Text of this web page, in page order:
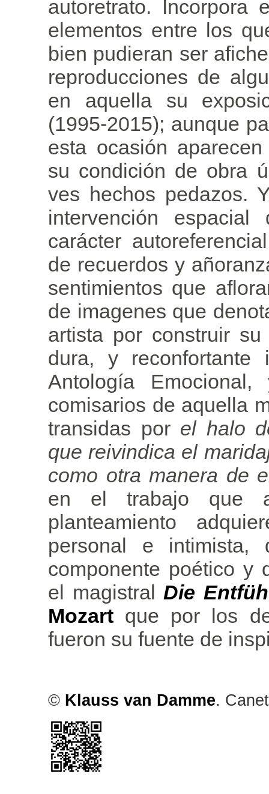
autoretrato.
elementos entre los
bien pudieran ser
reproducciones de
en aquella su
(1995-2015); aunque
esta ocasión
su condición de obra
ves hechos pedazos.
intervención
carácter
de recuerdos y
sentimientos que
de imagenes que
artista por construir
dura, y
Antología
comisarios de aquella
transidas por el halo
que reivindica el
como otra manera de
en el trabajo que
planteamiento
personal e
componente poético y
el magistralDie
Mozart que por los
fueron su fuente de
© Klauss van Damme.